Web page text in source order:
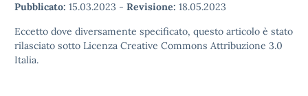
Pubblicato: 15.03.2023 - Revisione: 18.05.2023
Eccetto dove diversamente specificato, questo articolo è stato
rilasciato sotto Licenza Creative Commons Attribuzione 3.0
Italia.